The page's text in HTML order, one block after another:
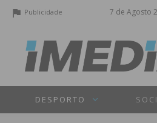
7 de Agosto
Publicidade
DESPORTO